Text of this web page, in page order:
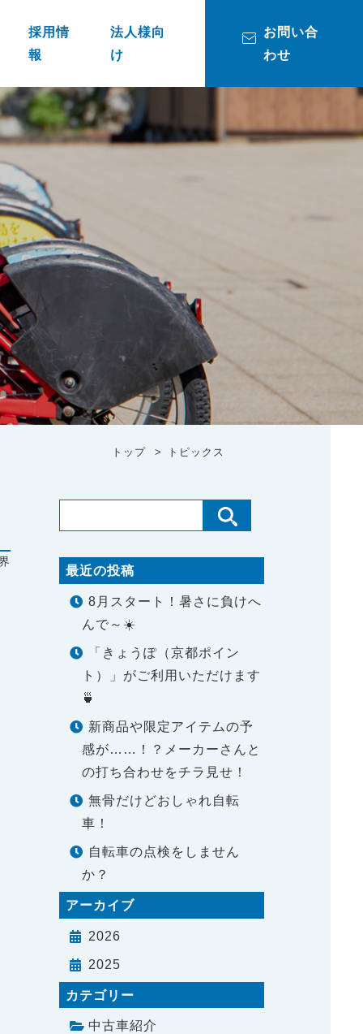
採用情
報
法人様向
け
お問い合
わせ
トップ トピックス
最近の投稿
8月スタート！暑さに負けへ
んで～☀️
「きょうぽ（京都ポイン
ト）」がご利用いただけます
🍵
新商品や限定アイテムの予
感が……！？メーカーさんと
の打ち合わせをチラ見せ！
無骨だけどおしゃれ自転
車！
自転車の点検をしません
か？
アーカイブ
2026
2025
カテゴリー
中古車紹介